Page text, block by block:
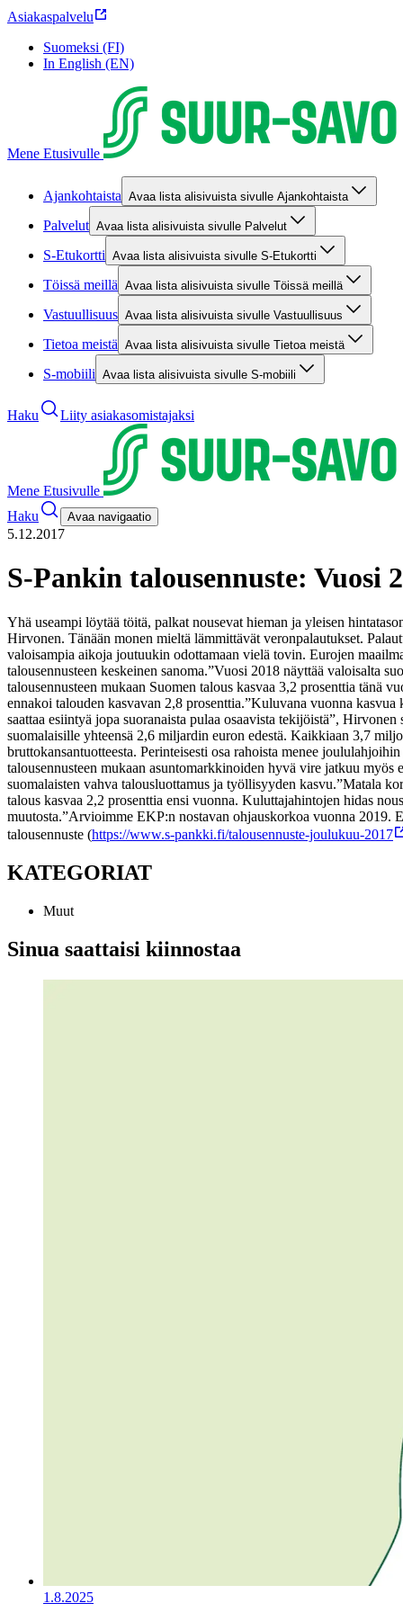
Asiakaspalvelu
Suomeksi (FI)
In English (EN)
Mene Etusivulle
Ajankohtaista Avaa lista alisivuista sivulle Ajankohtaista
Palvelut Avaa lista alisivuista sivulle Palvelut
S-Etukortti Avaa lista alisivuista sivulle S-Etukortti
Töissä meillä Avaa lista alisivuista sivulle Töissä meillä
Vastuullisuus Avaa lista alisivuista sivulle Vastuullisuus
Tietoa meistä Avaa lista alisivuista sivulle Tietoa meistä
S-mobiili Avaa lista alisivuista sivulle S-mobiili
Haku Liity asiakasomistajaksi
Mene Etusivulle
Haku
Avaa navigaatio
5.12.2017
S-Pankin talousennuste: Vuosi
Yhä useampi löytää töitä, palkat nousevat hieman ja yleisen
Hirvonen. Tänään monen mieltä lämmittävät veronpalautukset.
valoisampia aikoja joutuukin odottamaan vielä tovin. Eurojen
talousennusteen keskeinen sanoma.”Vuosi 2018 näyttää valoisalta
talousennusteen mukaan Suomen talous kasvaa 3,2 prosenttia
ennakoi talouden kasvavan 2,8 prosenttia.”Kuluvana vuonna kasvua
saattaa esiintyä jopa suoranaista pulaa osaavista tekijöistä”,
suomalaisille yhteensä 2,6 miljardin euron edestä. Kaikkiaan 3,7
bruttokansantuotteesta. Perinteisesti osa rahoista menee
talousennusteen mukaan asuntomarkkinoiden hyvä vire jatkuu
suomalaisten vahva talousluottamus ja työllisyyden kasvu.”Matala
talous kasvaa 2,2 prosenttia ensi vuonna. Kuluttajahintojen hidas
muutosta.”Arvioimme EKP:n nostavan ohjauskorkoa vuonna 2019.
talousennuste (https://www.s-pankki.fi/talousennuste-joulukuu-2017
KATEGORIAT
Muut
Sinua saattaisi kiinnostaa
1.8.2025